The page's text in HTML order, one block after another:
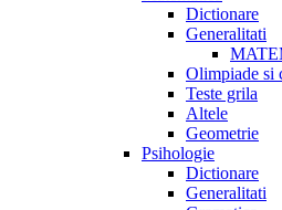
Dictionare
Generalitati
Olimpiade si
Teste grila
Altele
Geometrie
Psihologie
Dictionare
Generalitati